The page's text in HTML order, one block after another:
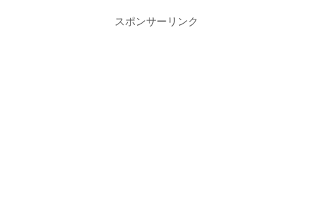
スポンサーリンク